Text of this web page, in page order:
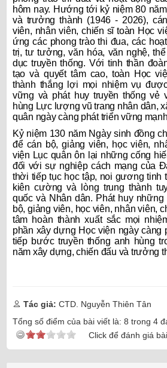
hôm nay. Hướng tới kỷ niệm 80
và trưởng thành (1946 - 2026),
viên, nhân viên, chiến sĩ toàn Học
ứng các phong trào thi đua, các
trị, tư tưởng, văn hóa, văn nghệ,
dục truyền thống. Với tinh thần
tạo và quyết tâm cao, toàn Học
thành thắng lợi mọi nhiệm vụ
vững và phát huy truyền thống vẻ
hùng Lực lượng vũ trang nhân dân,
quân ngày càng phát triển vững
Kỷ niệm 130 năm Ngày sinh đồng
để cán bộ, giảng viên, học viên,
viện Lục quân ôn lại những cống
đối với sự nghiệp cách mạng của
thời tiếp tục học tập, noi gương tinh
kiên cường và lòng trung thành
quốc và Nhân dân. Phát huy những
bộ, giảng viên, học viên, nhân viên,
tâm hoàn thành xuất sắc mọi
phần xây dựng Học viện ngày càng
tiếp bước truyền thống anh hùng
năm xây dựng, chiến đấu và trưởng
Tác giả: CTD. Nguyễn Thiên Tân
Tổng số điểm của bài viết là: 8 trong 4
Click để đánh giá